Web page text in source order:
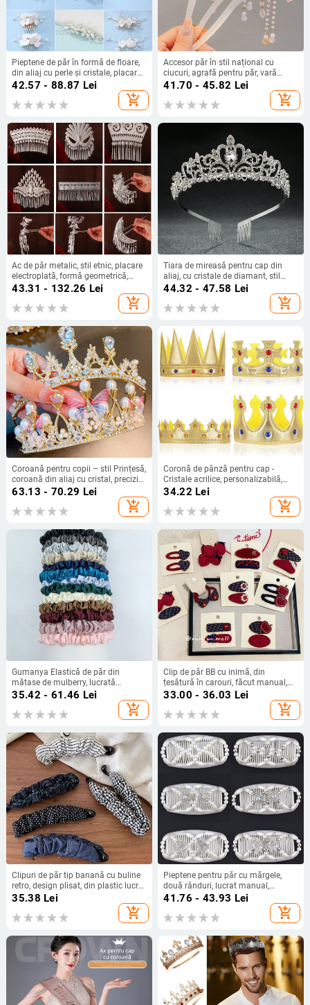
Pieptene de păr în formă de floare,
din aliaj cu perle și cristale, placare
electroplată manuală, potrivit
42.57 - 88.87 Lei
add_shopping_cart
Accesor păr în stil național cu
ciucuri, agrafă pentru păr, vară
2024, ambalare individuală
41.70 - 45.82 Lei
add_shopping_cart
Ac de păr metalic, stil etnic, placare
electroplată, formă geometrică,
pentru copii
43.31 - 132.26 Lei
add_shopping_cart
Tiara de mireasă pentru cap din
aliaj, cu cristale de diamant, stil
feminin, potrivită pentru nunți și zile
44.32 - 47.58 Lei
add_shopping_cart
Coroană pentru copii – stil Prințesă,
coroană din aliaj cu cristal, precizie
Seiko
63.13 - 70.29 Lei
add_shopping_cart
Coronă de pânză pentru cap -
Cristale acrilice, personalizabilă,
potrivită pentru zile de naștere și
34.22 Lei
add_shopping_cart
Gumanya Elastică de păr din
mătase de mulberry, lucrată
manual, stil coreean, elasticitate
35.42 - 61.46 Lei
add_shopping_cart
Clip de păr BB cu inimă, din
țesătură în carouri, făcut manual,
accesorii feminine, toamnă 2025
33.00 - 36.03 Lei
add_shopping_cart
Clipuri de păr tip banană cu buline
retro, design plisat, din plastic lucrat
manual, stil coreean, vară 2025
35.38 Lei
add_shopping_cart
Pieptene pentru păr cu mărgele,
două rânduri, lucrat manual,
mărgele din plastic, material
41.76 - 43.93 Lei
add_shopping_cart